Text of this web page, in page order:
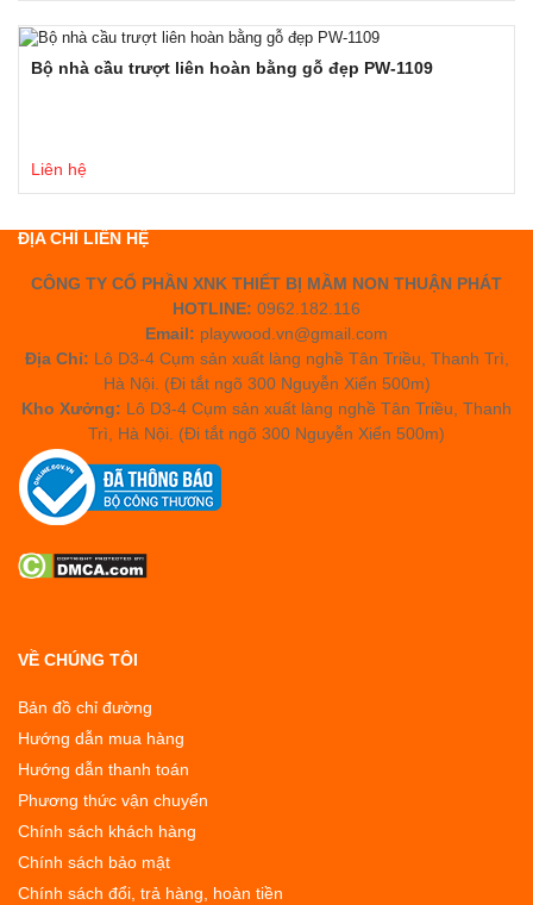
Bộ nhà cầu trượt liên hoàn bằng gỗ đẹp PW-1109
Liên hệ
ĐỊA CHỈ LIÊN HỆ
CÔNG TY CỔ PHẦN XNK THIẾT BỊ MẦM NON THUẬN PHÁT
HOTLINE: 0962.182.116
Email: playwood.vn@gmail.com
Địa Chỉ: Lô D3-4 Cụm sản xuất làng nghề Tân Triều, Thanh Trì,
Hà Nội. (Đi tắt ngõ 300 Nguyễn Xiển 500m)
Kho Xưởng: Lô D3-4 Cụm sản xuất làng nghề Tân Triều, Thanh
Trì, Hà Nội. (Đi tắt ngõ 300 Nguyễn Xiển 500m)
VỀ CHÚNG TÔI
Bản đồ chỉ đường
Hướng dẫn mua hàng
Hướng dẫn thanh toán
Phương thức vận chuyển
Chính sách khách hàng
Chính sách bảo mật
Chính sách đổi, trả hàng, hoàn tiền